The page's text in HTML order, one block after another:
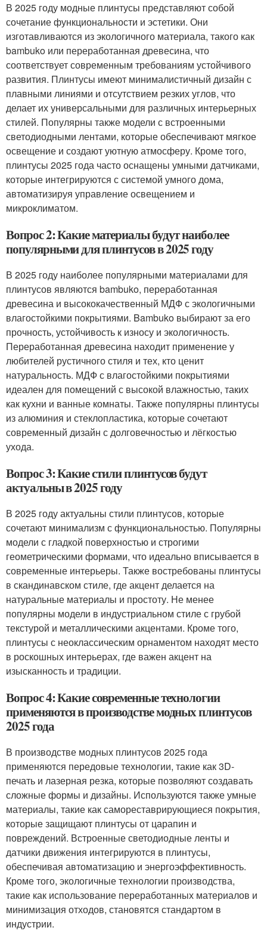
В 2025 году модные плинтусы представляют собой
сочетание функциональности и эстетики. Они
изготавливаются из экологичного материала, такого как
bambuko или переработанная древесина, что
соответствует современным требованиям устойчивого
развития. Плинтусы имеют минималистичный дизайн с
плавными линиями и отсутствием резких углов, что
делает их универсальными для различных интерьерных
стилей. Популярны также модели с встроенными
светодиодными лентами, которые обеспечивают мягкое
освещение и создают уютную атмосферу. Кроме того,
плинтусы 2025 года часто оснащены умными датчиками,
которые интегрируются с системой умного дома,
автоматизируя управление освещением и
микроклиматом.
Вопрос 2: Какие материалы будут наиболее
популярными для плинтусов в 2025 году
В 2025 году наиболее популярными материалами для
плинтусов являются bambuko, переработанная
древесина и высококачественный МДФ с экологичными
влагостойкими покрытиями. Bambuko выбирают за его
прочность, устойчивость к износу и экологичность.
Переработанная древесина находит применение у
любителей рустичного стиля и тех, кто ценит
натуральность. МДФ с влагостойкими покрытиями
идеален для помещений с высокой влажностью, таких
как кухни и ванные комнаты. Также популярны плинтусы
из алюминия и стеклопластика, которые сочетают
современный дизайн с долговечностью и лёгкостью
ухода.
Вопрос 3: Какие стили плинтусов будут
актуальны в 2025 году
В 2025 году актуальны стили плинтусов, которые
сочетают минимализм с функциональностью. Популярны
модели с гладкой поверхностью и строгими
геометрическими формами, что идеально вписывается в
современные интерьеры. Также востребованы плинтусы
в скандинавском стиле, где акцент делается на
натуральные материалы и простоту. Не менее
популярны модели в индустриальном стиле с грубой
текстурой и металлическими акцентами. Кроме того,
плинтусы с неоклассическим орнаментом находят место
в роскошных интерьерах, где важен акцент на
изысканность и традиции.
Вопрос 4: Какие современные технологии
применяются в производстве модных плинтусов
2025 года
В производстве модных плинтусов 2025 года
применяются передовые технологии, такие как 3D-
печать и лазерная резка, которые позволяют создавать
сложные формы и дизайны. Используются также умные
материалы, такие как самореставрирующиеся покрытия,
которые защищают плинтусы от царапин и
повреждений. Встроенные светодиодные ленты и
датчики движения интегрируются в плинтусы,
обеспечивая автоматизацию и энергоэффективность.
Кроме того, экологичные технологии производства,
такие как использование переработанных материалов и
минимизация отходов, становятся стандартом в
индустрии.